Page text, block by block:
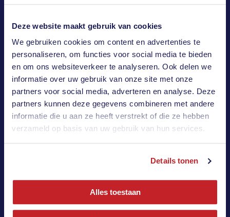
Deze website maakt gebruik van cookies
We gebruiken cookies om content en advertenties te
personaliseren, om functies voor social media te bieden
en om ons websiteverkeer te analyseren. Ook delen we
informatie over uw gebruik van onze site met onze
partners voor social media, adverteren en analyse. Deze
partners kunnen deze gegevens combineren met andere
informatie die u aan ze heeft verstrekt of die ze hebben
verzameld op basis van uw gebruik van hun services.
Details tonen
Alles toestaan
Achtergevel Vernieuwd, deuren,
Keralit en kozijnen
Karaliet ’s Gravenzande
Voorgevel Vlotlaan
Vivaldi Monster ramen
Poeldijkschuifpui Sutoriusstraat